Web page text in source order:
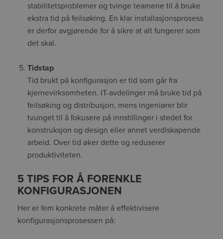
stabilitetsproblemer og tvinge teamene til å bruke
ekstra tid på feilsøking. En klar installasjonsprosess
er derfor avgjørende for å sikre at alt fungerer som
det skal.
Tidstap
Tid brukt på konfigurasjon er tid som går fra
kjernevirksomheten. IT-avdelinger må bruke tid på
feilsøking og distribusjon, mens ingeniører blir
tvunget til å fokusere på innstillinger i stedet for
konstruksjon og design eller annet verdiskapende
arbeid. Over tid øker dette og reduserer
produktiviteten.
5 TIPS FOR Å FORENKLE
KONFIGURASJONEN
Her er fem konkrete måter å effektivisere
konfigurasjonsprosessen på: